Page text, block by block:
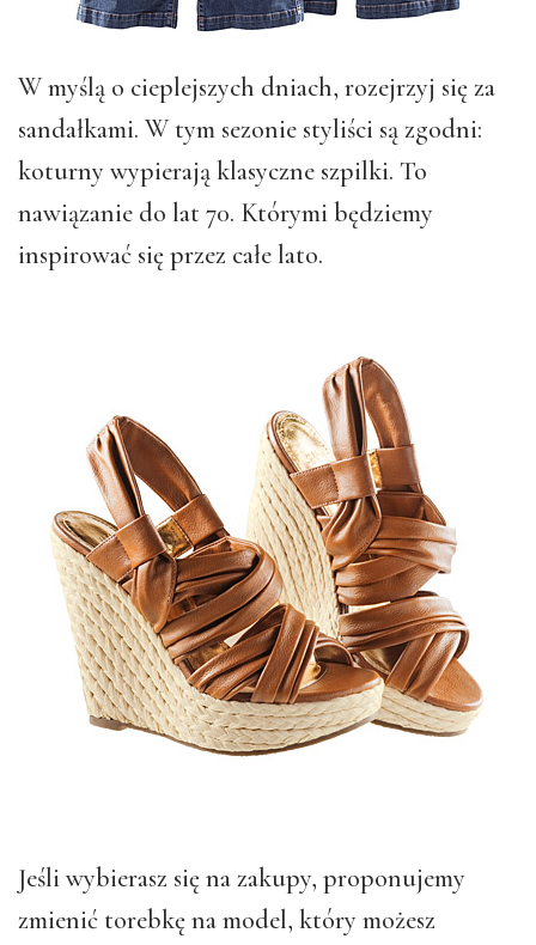
W myślą o cieplejszych dniach, rozejrzyj się za
sandałkami. W tym sezonie styliści są zgodni:
koturny wypierają klasyczne szpilki. To
nawiązanie do lat 70. Którymi będziemy
inspirować się przez całe lato.
Jeśli wybierasz się na zakupy, proponujemy
zmienić torebkę na model, który możesz